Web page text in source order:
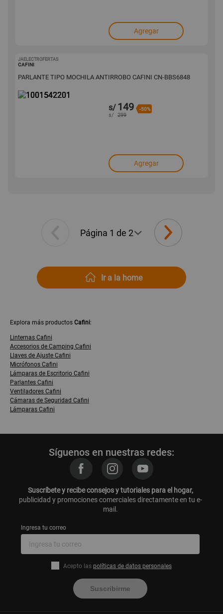
Agregar
JAELECTROFERTAS
CAFINI
PARLANTE TIPO MOCHILA ANTIRROBO CAFINI CN-BBS6848
s/ 149 -50%
s/ 299
Agregar
Ir a la home
Explora más productos Cafini:
Linternas Cafini
Accesorios de Camping Cafini
Llaves de Ajuste Cafini
Micrófonos Cafini
Lámparas de Escritorio Cafini
Parlantes Cafini
Ventiladores Cafini
Cámaras de Seguridad Cafini
Lámparas Cafini
Síguenos en nuestras redes:
Suscríbete y recibe consejos y tutoriales para el hogar,
publicidad y promociones comerciales directamente en tu e-
mail.
Ingresa tu correo
Acepto las políticas de datos personales
Suscribirme